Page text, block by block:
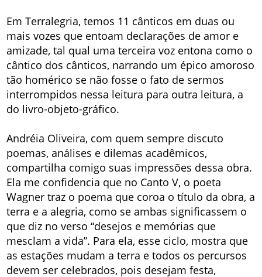
Em Terralegria, temos 11 cânticos em duas ou
mais vozes que entoam declarações de amor e
amizade, tal qual uma terceira voz entona como o
cântico dos cânticos, narrando um épico amoroso
tão homérico se não fosse o fato de sermos
interrompidos nessa leitura para outra leitura, a
do livro-objeto-gráfico.
Andréia Oliveira, com quem sempre discuto
poemas, análises e dilemas acadêmicos,
compartilha comigo suas impressões dessa obra.
Ela me confidencia que no Canto V, o poeta
Wagner traz o poema que coroa o título da obra, a
terra e a alegria, como se ambas significassem o
que diz no verso “desejos e memórias que
mesclam a vida”. Para ela, esse ciclo, mostra que
as estações mudam a terra e todos os percursos
devem ser celebrados, pois desejam festa,